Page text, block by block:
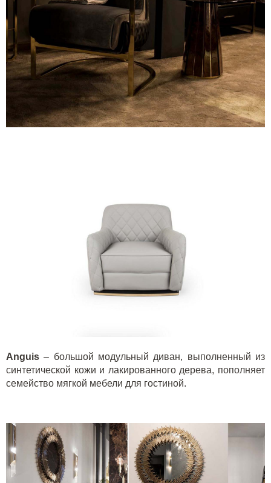
Anguis – большой модульный диван, выполненный из
синтетической кожи и лакированного дерева, пополняет
семейство мягкой мебели для гостиной.